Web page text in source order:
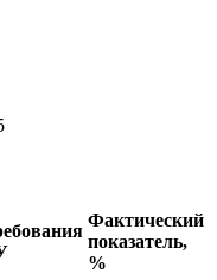
Фактический
показатель,
%